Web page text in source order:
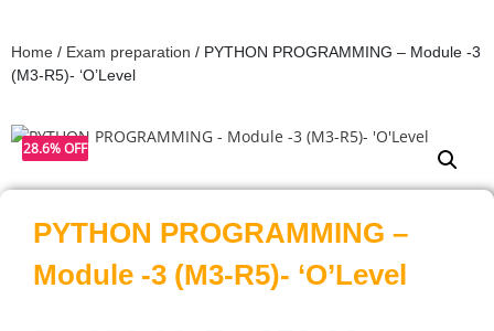
Home / Exam preparation / PYTHON PROGRAMMING – Module -3
(M3-R5)- ‘O’Level
28.6% OFF
PYTHON PROGRAMMING –
Module -3 (M3-R5)- ‘O’Level